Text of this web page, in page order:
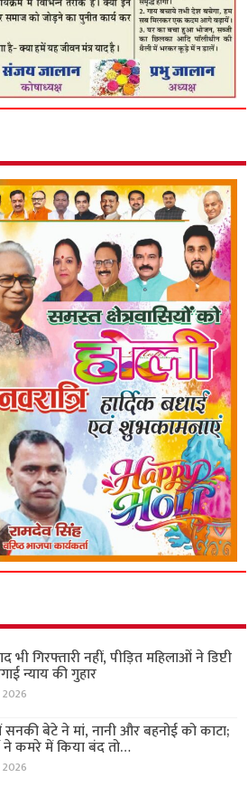
भी गिरफ्तारी नहीं, पीड़ित महिलाओं ने डिप्टी
न्याय की गुहार
2026
बेटे ने मां, नानी और बहनोई को काटा;
ने कमरे में किया बंद तो…
2026